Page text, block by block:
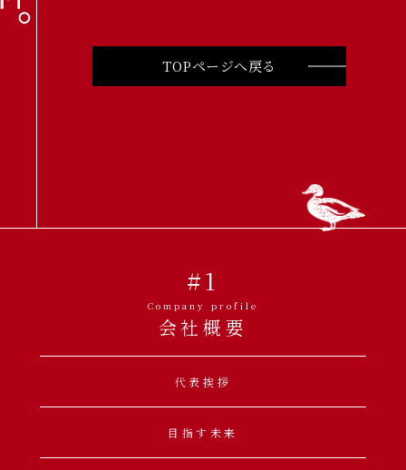
TOPページへ戻る
#1
Company profile
会社概要
代表挨拶
目指す未来